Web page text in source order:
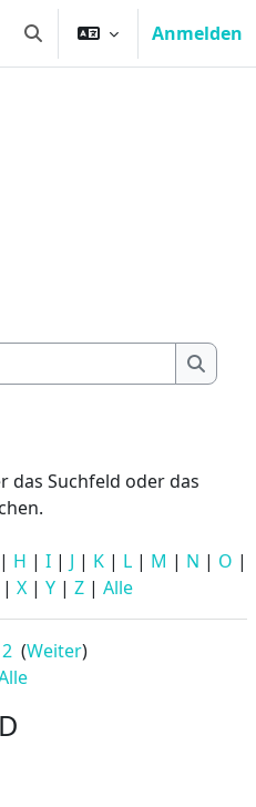
Sucheingabe umschalten
Anmelden
Suchen
Suchen
das Suchfeld oder das
| H | I | J | K | L | M | N | O |
| X | Y | Z | Alle
2(Weiter)
D